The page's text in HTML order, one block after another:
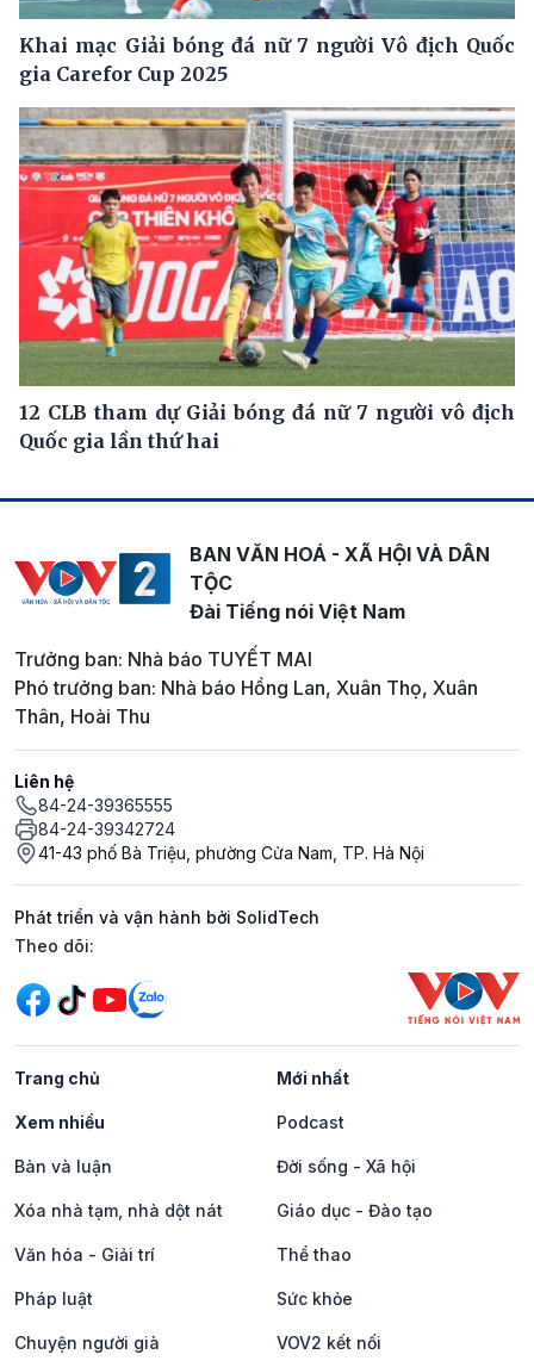
Khai mạc Giải bóng đá nữ 7 người Vô địch Quốc
gia Carefor Cup 2025
12 CLB tham dự Giải bóng đá nữ 7 người vô địch
Quốc gia lần thứ hai
BAN VĂN HOÁ - XÃ HỘI VÀ DÂN
TỘC
Đài Tiếng nói Việt Nam
Trưởng ban: Nhà báo TUYẾT MAI
Phó trưởng ban: Nhà báo Hồng Lan, Xuân Thọ, Xuân
Thân, Hoài Thu
Liên hệ
84-24-39365555
84-24-39342724
41-43 phố Bà Triệu, phường Cửa Nam, TP. Hà Nội
Phát triển và vận hành bởi SolidTech
Mạng xã hội
Theo dõi:
Trang chủ Mới nhất
Xem nhiều Podcast
Bàn và luận Đời sống - Xã hội
Xóa nhà tạm, nhà dột nát Giáo dục - Đào tạo
Văn hóa - Giải trí Thể thao
Pháp luật Sức khỏe
Chuyện người già VOV2 kết nối